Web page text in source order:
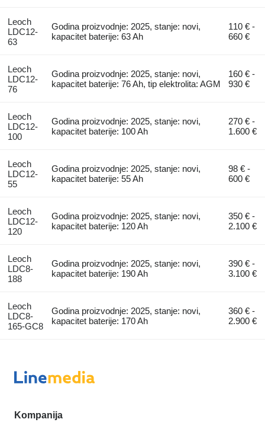
Leoch
LDC12-
63
Godina proizvodnje: 2025, stanje: novi,
kapacitet baterije: 63 Ah
110 € -
660 €
Leoch
LDC12-
76
Godina proizvodnje: 2025, stanje: novi,
kapacitet baterije: 76 Ah, tip elektrolita: AGM
160 € -
930 €
Leoch
LDC12-
100
Godina proizvodnje: 2025, stanje: novi,
kapacitet baterije: 100 Ah
270 € -
1.600 €
Leoch
LDC12-
55
Godina proizvodnje: 2025, stanje: novi,
kapacitet baterije: 55 Ah
98 € -
600 €
Leoch
LDC12-
120
Godina proizvodnje: 2025, stanje: novi,
kapacitet baterije: 120 Ah
350 € -
2.100 €
Leoch
LDC8-
188
Godina proizvodnje: 2025, stanje: novi,
kapacitet baterije: 190 Ah
390 € -
3.100 €
Leoch
LDC8-
165-GC8
Godina proizvodnje: 2025, stanje: novi,
kapacitet baterije: 170 Ah
360 € -
2.900 €
Kompanija